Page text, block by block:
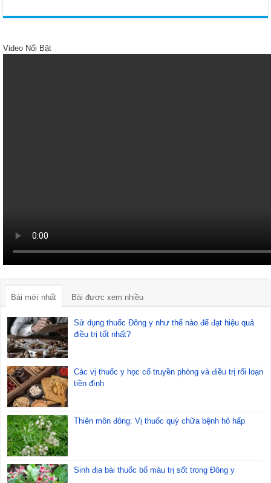
Video Nổi Bật
Bài mới nhất Bài được xem nhiều
Sử dụng thuốc Đông y như thế nào để đạt hiệu quả
điều trị tốt nhất?
Các vị thuốc y học cổ truyền phòng và điều trị rối loạn
tiền đình
Thiên môn đông: Vị thuốc quý chữa bệnh hô hấp
Sinh địa bài thuốc bổ máu trị sốt trong Đông y